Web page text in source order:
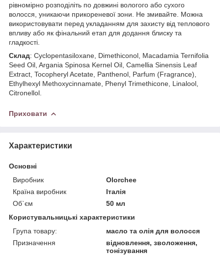
рівномірно розподіліть по довжині вологого або сухого
волосся, уникаючи прикореневої зони. Не змивайте. Можна
використовувати перед укладанням для захисту від теплового
впливу або як фінальний етап для додання блиску та
гладкості.
Склад: Cyclopentasiloxane, Dimethiconol, Macadamia Ternifolia
Seed Oil, Argania Spinosa Kernel Oil, Camellia Sinensis Leaf
Extract, Tocopheryl Acetate, Panthenol, Parfum (Fragrance),
Ethylhexyl Methoxycinnamate, Phenyl Trimethicone, Linalool,
Citronellol.
Приховати
Характеристики
Основні
Виробник
Olorchee
Країна виробник
Італія
Об`єм
50 мл
Користувальницькі характеристики
Група товару:
масло та олія для волосся
Призначення
відновлення, зволоження,
тонізування